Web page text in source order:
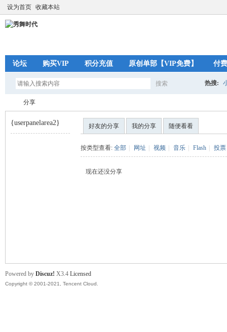
设为首页 收藏本站
论坛 购买VIP 积分充值 原创单部【VIP免费】 付
搜索 热搜:
分享
{userpanelarea2} 好友的分享 我的分享 随便看看
按类型查看: 全部 网址 视频 音乐 Flash 投票
现在还没分享
Powered by Discuz! X3.4 Licensed
Copyright © 2001-2021, Tencent Cloud.